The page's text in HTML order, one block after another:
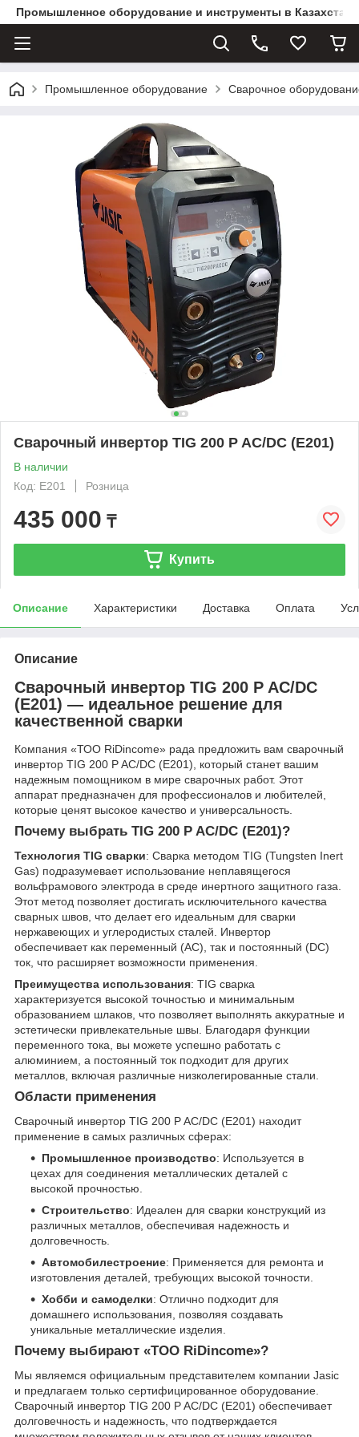
Промышленное оборудование и инструменты в
Промышленное оборудование Сварочное
Сварочный инвертор TIG 200 P AC/DC (E201)
В наличии
Код: E201
Розница
435 000 ₸
Купить
Описание Характеристики Доставка Оплата
Описание
Сварочный инвертор TIG 200 P AC/DC
(E201) — идеальное решение для
качественной сварки
Компания «ТОО RiDincome» рада предложить вам сварочный
инвертор TIG 200 P AC/DC (E201), который станет вашим
надежным помощником в мире сварочных работ. Этот
аппарат предназначен для профессионалов и любителей,
которые ценят высокое качество и универсальность.
Почему выбрать TIG 200 P AC/DC (E201)?
Технология TIG сварки: Сварка методом TIG (Tungsten Inert
Gas) подразумевает использование неплавящегося
вольфрамового электрода в среде инертного защитного газа.
Этот метод позволяет достигать исключительного качества
сварных швов, что делает его идеальным для сварки
нержавеющих и углеродистых сталей. Инвертор
обеспечивает как переменный (AC), так и постоянный (DC)
ток, что расширяет возможности применения.
Преимущества использования: TIG сварка
характеризуется высокой точностью и минимальным
образованием шлаков, что позволяет выполнять аккуратные и
эстетически привлекательные швы. Благодаря функции
переменного тока, вы можете успешно работать с
алюминием, а постоянный ток подходит для других
металлов, включая различные низколегированные стали.
Области применения
Сварочный инвертор TIG 200 P AC/DC (E201) находит
применение в самых различных сферах:
Промышленное производство: Используется в
цехах для соединения металлических деталей с
высокой прочностью.
Строительство: Идеален для сварки конструкций из
различных металлов, обеспечивая надежность и
долговечность.
Автомобилестроение: Применяется для ремонта и
изготовления деталей, требующих высокой точности.
Хобби и самоделки: Отлично подходит для
домашнего использования, позволяя создавать
уникальные металлические изделия.
Почему выбирают «ТОО RiDincome»?
Мы являемся официальным представителем компании Jasic
и предлагаем только сертифицированное оборудование.
Сварочный инвертор TIG 200 P AC/DC (E201) обеспечивает
долговечность и надежность, что подтверждается